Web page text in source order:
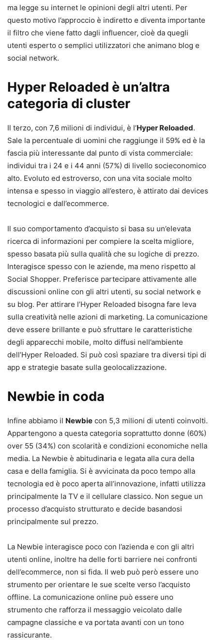
ma legge su internet le opinioni degli altri utenti. Per
questo motivo l’approccio è indiretto e diventa importante
il filtro che viene fatto dagli influencer, cioè da quegli
utenti esperto o semplici utilizzatori che animano blog e
social network.
Hyper Reloaded è un’altra
categoria di cluster
Il terzo, con 7,6 milioni di individui, è l’Hyper Reloaded.
Sale la percentuale di uomini che raggiunge il 59% ed è la
fascia più interessante dal punto di vista commerciale:
individui tra i 24 e i 44 anni (57%) di livello socieconomico
alto. Evoluto ed estroverso, con una vita sociale molto
intensa e spesso in viaggio all’estero, è attirato dai devices
tecnologici e dall’ecommerce.
Il suo comportamento d’acquisto si basa su un’elevata
ricerca di informazioni per compiere la scelta migliore,
spesso basata più sulla qualità che su logiche di prezzo.
Interagisce spesso con le aziende, ma meno rispetto al
Social Shopper. Preferisce partecipare attivamente alle
discussioni online con gli altri utenti, su social network e
su blog. Per attirare l’Hyper Reloaded bisogna fare leva
sulla creatività nelle azioni di marketing. La comunicazione
deve essere brillante e può sfruttare le caratteristiche
degli apparecchi mobile, molto diffusi nell’ambiente
dell’Hyper Reloaded. Si può così spaziare tra diversi tipi di
app e strategie basate sulla geolocalizzazione.
Newbie in coda
Infine abbiamo il Newbie con 5,3 milioni di utenti coinvolti.
Appartengono a questa categoria soprattutto donne (60%)
over 55 (34%) con scolarità e condizioni economiche nella
media. La Newbie è abitudinaria e legata alla cura della
casa e della famiglia. Si è avvicinata da poco tempo alla
tecnologia ed è poco aperta all’innovazione, infatti utilizza
principalmente la TV e il cellulare classico. Non segue un
processo d’acquisto strutturato e decide basandosi
principalmente sul prezzo.
La Newbie interagisce poco con l’azienda e con gli altri
utenti online, inoltre ha delle forti barriere nei confronti
dell’ecommerce, non si fida. Il web può però essere uno
strumento per orientare le sue scelte verso l’acquisto
offline. La comunicazione online può essere uno
strumento che rafforza il messaggio veicolato dalle
campagne classiche e va portata avanti con un tono
rassicurante.